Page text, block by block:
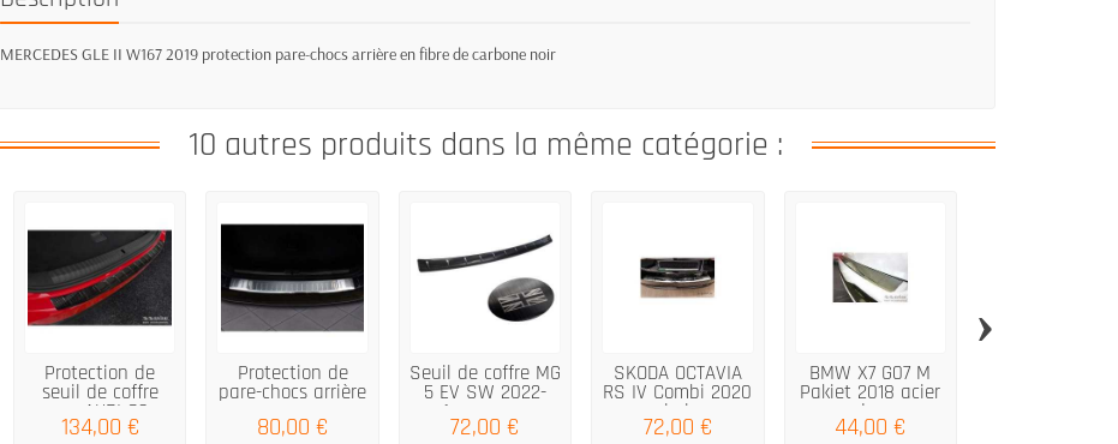
MERCEDES GLE II W167 2019 protection pare-chocs arrière en fibre de carbone noir
10 autres produits dans la même catégorie :
Protection de
seuil de coffre
pour AUDI Q3...
134,00 €
Protection de
pare-chocs arrière
80,00 €
Seuil de coffre MG
5 EV SW 2022-
(engrave...
72,00 €
SKODA OCTAVIA
RS IV Combi 2020
miroir...
72,00 €
BMW X7 G07 M
Pakiet 2018 acier
de...
44,00 €
›